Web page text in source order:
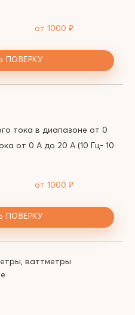
от 1000 ₽
ПОВЕРКУ
тока в диапазоне от 0
от 0 А до 20 А (10 Гц- 10
от 1000 ₽
ПОВЕРКУ
ваттметры